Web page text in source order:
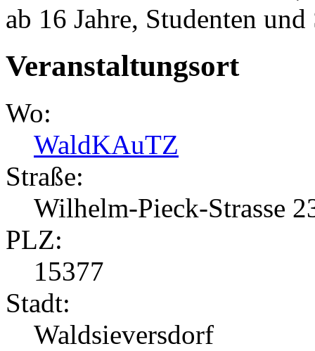
ab 16 Jahre, Studenten
Veranstaltungsort
Wo:
WaldKAuTZ
Straße:
Wilhelm-Pieck-Strasse
PLZ:
15377
Stadt:
Waldsieversdorf